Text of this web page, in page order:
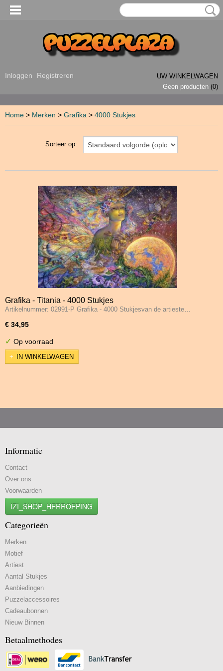
Inloggen Registreren
UW WINKELWAGEN
Geen producten (0)
Home > Merken > Grafika > 4000 Stukjes
Sorteer op:
Grafika - Titania - 4000 Stukjes
Artikelnummer: 02991-P Grafika - 4000 Stukjesvan de artieste…
€ 34,95
✓ Op voorraad
IN WINKELWAGEN
Informatie
Contact
Over ons
Voorwaarden
IZI_SHOP_HERROEPING
Categorieën
Merken
Motief
Artiest
Aantal Stukjes
Aanbiedingen
Puzzelaccessoires
Cadeaubonnen
Nieuw Binnen
Betaalmethodes